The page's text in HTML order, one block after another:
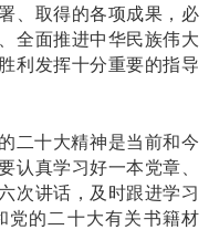
、取得的各项成果，必
全面推进中华民族伟大
利发挥十分重要的指导
二十大精神是当前和今
认真学习好一本党章、
次讲话，及时跟进学习
党的二十大有关书籍材